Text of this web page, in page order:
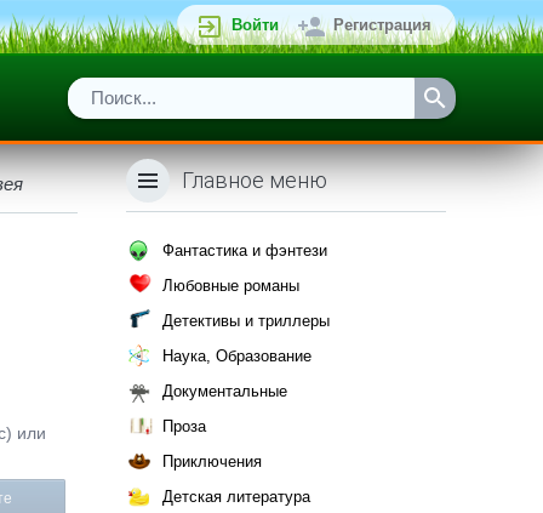
Войти Регистрация
или
Главное меню
Фантастика и фэнтези
Любовные романы
Детективы и триллеры
Наука, Образование
Документальные
Проза
Приключения
Детская литература